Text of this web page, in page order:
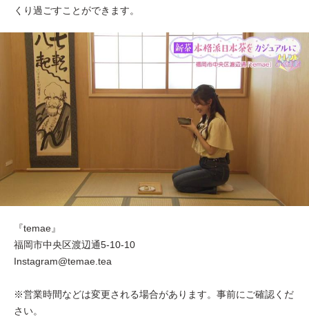
くり過ごすことができます。
『temae』
福岡市中央区渡辺通5-10-10
Instagram@temae.tea
※営業時間などは変更される場合があります。事前にご確認くだ
さい。